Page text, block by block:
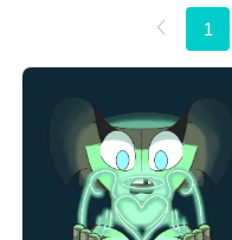
Anterior
1